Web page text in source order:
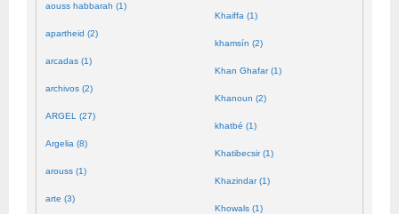
aouss habbarah (1)
apartheid (2)
arcadas (1)
archivos (2)
ARGEL (27)
Argelia (8)
arouss (1)
arte (3)
Khaiffa (1)
khamsín (2)
Khan Ghafar (1)
Khanoun (2)
khatbé (1)
Khatibecsir (1)
Khazindar (1)
Khowals (1)